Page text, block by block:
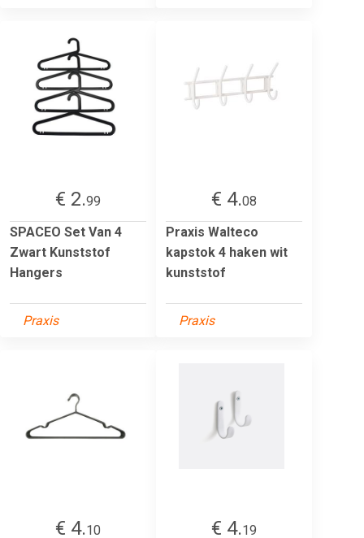
€ 2.99
SPACEO Set Van 4
Zwart Kunststof
Hangers
Praxis
€ 4.08
Praxis Walteco
kapstok 4 haken wit
kunststof
Praxis
€ 4.10
€ 4.19